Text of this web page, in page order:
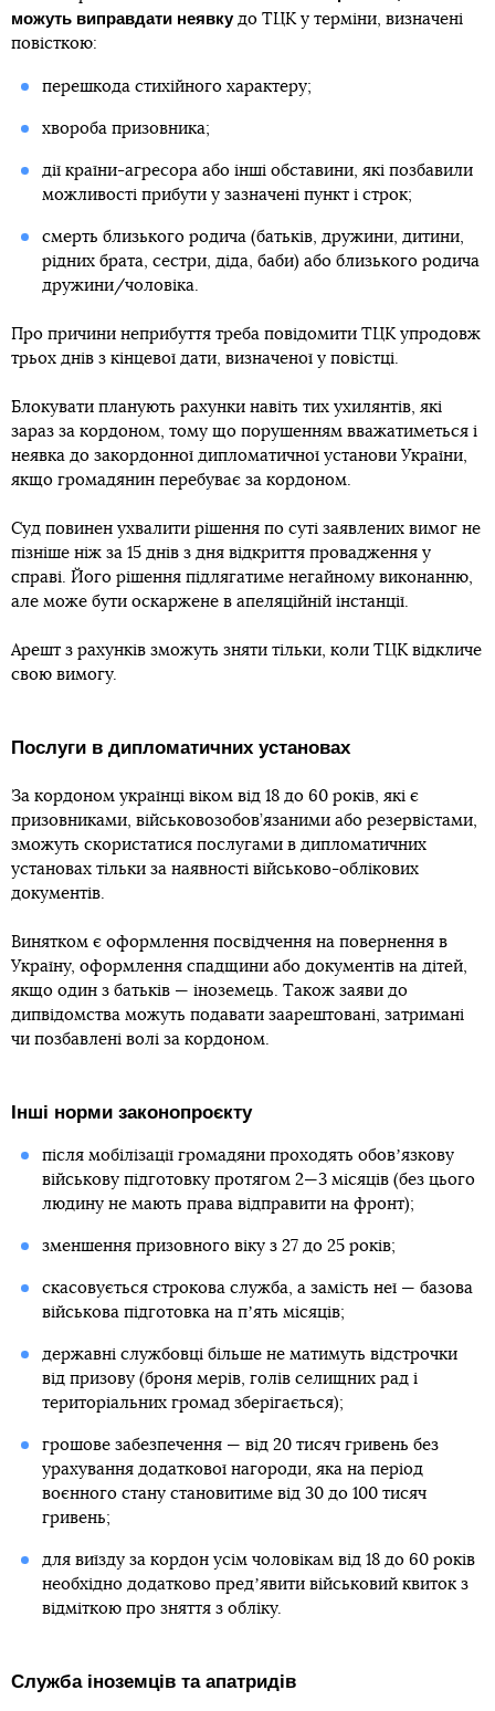
можуть виправдати неявкудо ТЦК у терміни, визначені
повісткою:
перешкода стихійного характеру;
хвороба призовника;
дії країни-агресора або інші обставини, які позбавили
можливості прибути у зазначені пункт і строк;
смерть близького родича (батьків, дружини, дитини,
рідних брата, сестри, діда, баби) або близького родича
дружини/чоловіка.
Про причини неприбуття треба повідомити ТЦК упродовж
трьох днів з кінцевої дати, визначеної у повістці.
Блокувати планують рахунки навіть тих ухилянтів, які
зараз за кордоном, тому що порушенням вважатиметься і
неявка до закордонної дипломатичної установи України,
якщо громадянин перебуває за кордоном.
Суд повинен ухвалити рішення по суті заявлених вимог не
пізніше ніж за 15 днів з дня відкриття провадження у
справі. Його рішення підлягатиме негайному виконанню,
але може бути оскаржене в апеляційній інстанції.
Арешт з рахунків зможуть зняти тільки, коли ТЦК відкличе
свою вимогу.
Послуги в дипломатичних установах
За кордоном українці віком від 18 до 60 років, які є
призовниками, військовозобов’язаними або резервістами,
зможуть скористатися послугами в дипломатичних
установах тільки за наявності військово-облікових
документів.
Винятком є оформлення посвідчення на повернення в
Україну, оформлення спадщини або документів на дітей,
якщо один з батьків — іноземець. Також заяви до
дипвідомства можуть подавати заарештовані, затримані
чи позбавлені волі за кордоном.
Інші норми законопроєкту
після мобілізації громадяни проходять обовʼязкову
військову підготовку протягом 2—3 місяців (без цього
людину не мають права відправити на фронт);
зменшення призовного віку з 27 до 25 років;
скасовується строкова служба, а замість неї — базова
військова підготовка на пʼять місяців;
державні службовці більше не матимуть відстрочки
від призову (броня мерів, голів селищних рад і
територіальних громад зберігається);
грошове забезпечення — від 20 тисяч гривень без
урахування додаткової нагороди, яка на період
воєнного стану становитиме від 30 до 100 тисяч
гривень;
для виїзду за кордон усім чоловікам від 18 до 60 років
необхідно додатково предʼявити військовий квиток з
відміткою про зняття з обліку.
Служба іноземців та апатридів